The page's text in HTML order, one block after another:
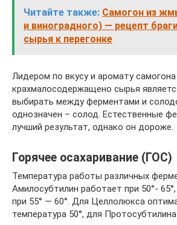
Читайте также: Самогон из
и виноградного) — рецепт
сырья к перегонке
Лидером по вкусу и аромату самогона
крахмалосодержащено сырья
выбирать между ферментами и
однозначен – солод. Естественные
лучший результат, однако он дороже.
Горячее осахаривание (ГОС)
Температура работы различных
Амилосубтилин работает при 50°-
при 55° — 60°. Для Целлолюкса
температура 50°, для